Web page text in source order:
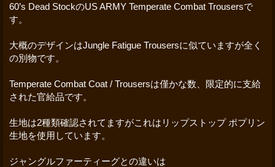
60’s Dead StockのUS ARMY Temperate Combat Trousersで
す。
大概のデザインはJungle Fatigue Trousersに似ていますが全く
の別物です。
Temperate Combat Coat / Trousersは僅かな数、限定的に支給
された官給品です。
生地は2種類確認されてますがこれはリップストップ ポプリン
生地を使用しています。
ジャングルファーティーグとの違いは